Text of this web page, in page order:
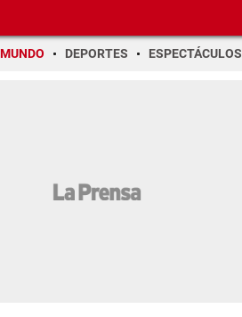
MUNDO DEPORTES ESPECTÁCULOS